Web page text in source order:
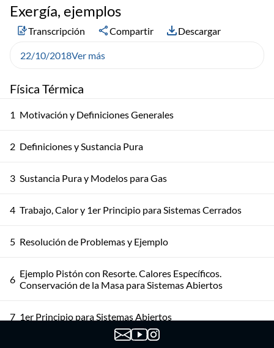
Física Térmica
1 Motivación y Definiciones Generales
2 Definiciones y Sustancia Pura
3 Sustancia Pura y Modelos para Gas
4 Trabajo, Calor y 1er Principio para Sistemas Cerrados
5 Resolución de Problemas y Ejemplo
6 Ejemplo Pistón con Resorte. Calores Específicos.
Conservación de la Masa para Sistemas Abiertos
7 1er Principio para Sistemas Abiertos
Exergía, ejemplos
Transcripción Compartir Descargar
22/10/2018Ver más